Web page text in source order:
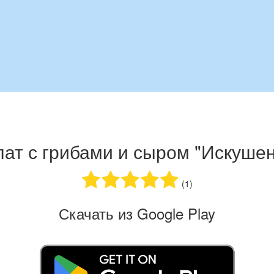
с грибами и сыром
(1)
Скачать из Google Play